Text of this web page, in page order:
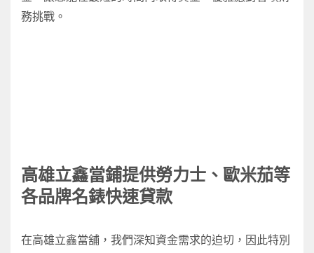
務挑戰。
高雄立鑫當鋪提供勞力士、歐米茄等
各品牌名錶快速貸款
在高雄立鑫當舖，我們深知資金需求的迫切，因此特別